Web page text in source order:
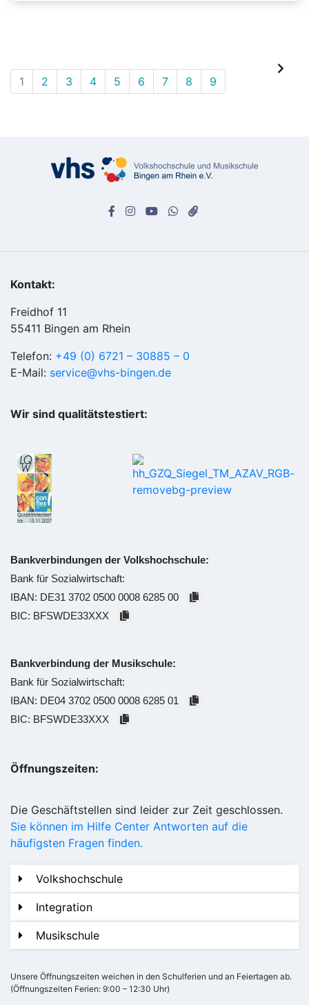
1 2 3 4 5 6 7 8 9
Kontakt:
Freidhof 11
55411 Bingen am Rhein
Telefon: +49 (0) 6721 – 30885 – 0
E-Mail: service@vhs-bingen.de
Wir sind qualitätstestiert:
Bankverbindungen der Volkshochschule:
Bank für Sozialwirtschaft:
IBAN: DE31 3702 0500 0008 6285 00
BIC: BFSWDE33XXX
Bankverbindung der Musikschule:
Bank für Sozialwirtschaft:
IBAN: DE04 3702 0500 0008 6285 01
BIC: BFSWDE33XXX
Öffnungszeiten:
Die Geschäftstellen sind leider zur Zeit geschlossen.
Sie können im Hilfe Center Antworten auf die
häufigsten Fragen finden.
Volkshochschule
Integration
Musikschule
Unsere Öffnungszeiten weichen in den Schulferien und an Feiertagen ab.
(Öffnungszeiten Ferien: 9:00 – 12:30 Uhr)